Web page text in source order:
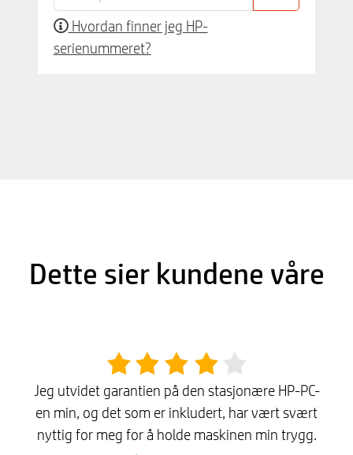
Hvordan finner jeg HP-
serienummeret?
Dette sier kundene våre
Jeg utvidet garantien på den stasjonære HP-PC-
en min, og det som er inkludert, har vært svært
nyttig for meg for å holde maskinen min trygg.